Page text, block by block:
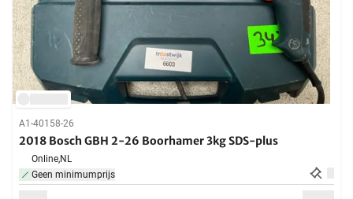
A1-40158-26
2018 Bosch GBH 2-26 Boorhamer 3kg SDS-plus
Online,NL
Geen minimumprijs